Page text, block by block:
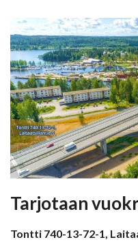
Tarjotaan
Tontti 740-13-72-1,